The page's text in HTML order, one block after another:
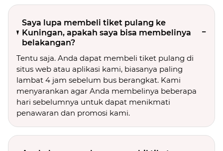
Saya lupa membeli tiket pulang ke
Kuningan, apakah saya bisa membelinya
belakangan?
Tentu saja. Anda dapat membeli tiket pulang di
situs web atau aplikasi kami, biasanya paling
lambat 4 jam sebelum bus berangkat. Kami
menyarankan agar Anda membelinya beberapa
hari sebelumnya untuk dapat menikmati
penawaran dan promosi kami.